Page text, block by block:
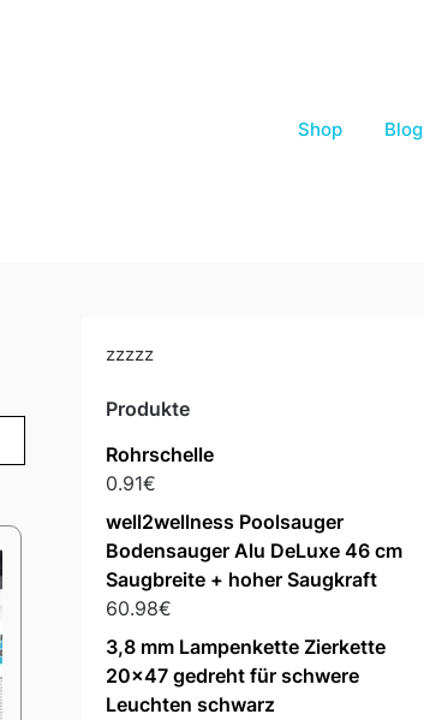
Shop Blog
zzzzz
Produkte
Rohrschelle
0.91€
well2wellness Poolsauger
Bodensauger Alu DeLuxe 46 cm
Saugbreite + hoher Saugkraft
60.98€
3,8 mm Lampenkette Zierkette
20x47 gedreht für schwere
Leuchten schwarz